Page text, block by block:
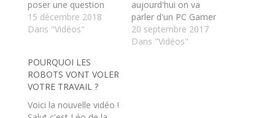
r
T
w
r
(
o
u
r
e
r
F
a
c
o
k
(
o
v
r
poser une question
CRUCIALE : Comment
il faut éteindre son pc
dangereux !
Abonnez-vous à la
chaîne, c'est 100%
gratuit :
https://www.youtube.c
15 décembre 2018
Dans "Vidéos"
aujourd'hui on va
parler d'un PC Gamer
de poche, qui
ressemble pas mal à
20 septembre 2017
Dans "Vidéos"
POURQUOI LES
ROBOTS VONT VOLER
VOTRE TRAVAIL ?
Voici la nouvelle vidéo !